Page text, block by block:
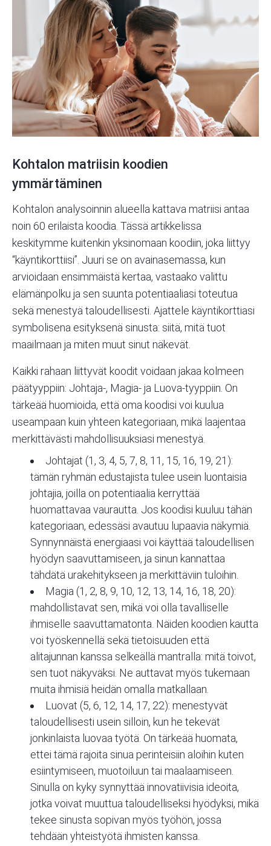
Kohtalon matriisin koodien
ymmärtäminen
Kohtalon analysoinnin alueella kattava matriisi antaa
noin 60 erilaista koodia. Tässä artikkelissa
keskitymme kuitenkin yksinomaan koodiin, joka liittyy
“käyntikorttiisi”. Juuri se on avainasemassa, kun
arvioidaan ensimmäistä kertaa, vastaako valittu
elämänpolku ja sen suunta potentiaaliasi toteutua
sekä menestyä taloudellisesti. Ajattele käyntikorttiasi
symbolisena esityksenä sinusta: siitä, mitä tuot
maailmaan ja miten muut sinut näkevät.
Kaikki rahaan liittyvät koodit voidaan jakaa kolmeen
päätyyppiin: Johtaja-, Magia- ja Luova-tyyppiin. On
tärkeää huomioida, että oma koodisi voi kuulua
useampaan kuin yhteen kategoriaan, mikä laajentaa
merkittävästi mahdollisuuksiasi menestyä.
Johtajat (1, 3, 4, 5, 7, 8, 11, 15, 16, 19, 21):
tämän ryhmän edustajista tulee usein luontaisia
johtajia, joilla on potentiaalia kerryttää
huomattavaa vaurautta. Jos koodisi kuuluu tähän
kategoriaan, edessäsi avautuu lupaavia näkymiä.
Synnynnäistä energiaasi voi käyttää taloudellisen
hyödyn saavuttamiseen, ja sinun kannattaa
tähdätä urakehitykseen ja merkittäviin tuloihin.
Magia (1, 2, 8, 9, 10, 12, 13, 14, 16, 18, 20):
mahdollistavat sen, mikä voi olla tavalliselle
ihmiselle saavuttamatonta. Näiden koodien kautta
voi työskennellä sekä tietoisuuden että
alitajunnan kanssa selkeällä mantralla: mitä toivot,
sen tuot näkyväksi. Ne auttavat myös tukemaan
muita ihmisiä heidän omalla matkallaan.
Luovat (5, 6, 12, 14, 17, 22): menestyvät
taloudellisesti usein silloin, kun he tekevät
jonkinlaista luovaa työtä. On tärkeää huomata,
ettei tämä rajoita sinua perinteisiin aloihin kuten
esiintymiseen, muotoiluun tai maalaamiseen.
Sinulla on kyky synnyttää innovatiivisia ideoita,
jotka voivat muuttua taloudelliseksi hyödyksi, mikä
tekee sinusta sopivan myös työhön, jossa
tehdään yhteistyötä ihmisten kanssa.